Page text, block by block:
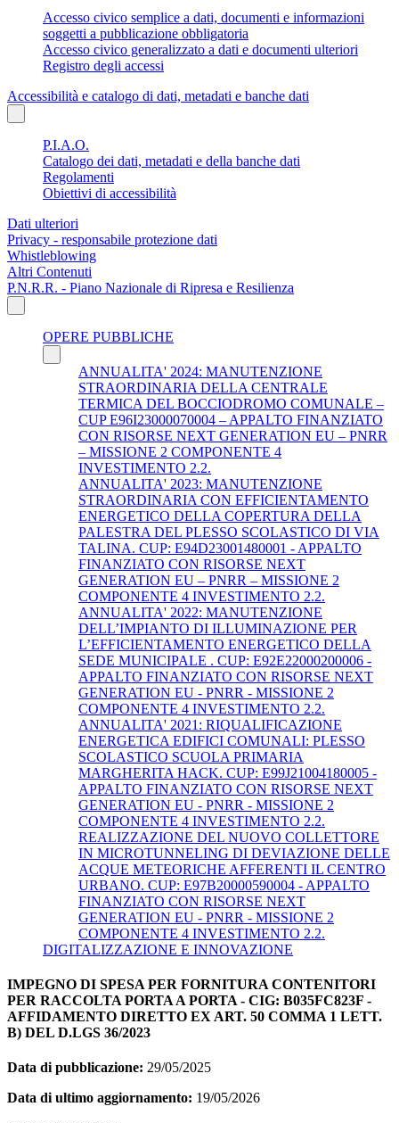
Accesso civico semplice a dati, documenti e informazioni
soggetti a pubblicazione obbligatoria
Accesso civico generalizzato a dati e documenti ulteriori
Registro degli accessi
Accessibilità e catalogo di dati, metadati e banche dati
P.I.A.O.
Catalogo dei dati, metadati e della banche dati
Regolamenti
Obiettivi di accessibilità
Dati ulteriori
Privacy - responsabile protezione dati
Whistleblowing
Altri Contenuti
P.N.R.R. - Piano Nazionale di Ripresa e Resilienza
OPERE PUBBLICHE
ANNUALITA' 2024: MANUTENZIONE
STRAORDINARIA DELLA CENTRALE
TERMICA DEL BOCCIODROMO COMUNALE –
CUP E96I23000070004 – APPALTO FINANZIATO
CON RISORSE NEXT GENERATION EU – PNRR
– MISSIONE 2 COMPONENTE 4
INVESTIMENTO 2.2.
ANNUALITA' 2023: MANUTENZIONE
STRAORDINARIA CON EFFICIENTAMENTO
ENERGETICO DELLA COPERTURA DELLA
PALESTRA DEL PLESSO SCOLASTICO DI VIA
TALINA. CUP: E94D23001480001 - APPALTO
FINANZIATO CON RISORSE NEXT
GENERATION EU – PNRR – MISSIONE 2
COMPONENTE 4 INVESTIMENTO 2.2.
ANNUALITA' 2022: MANUTENZIONE
DELL’IMPIANTO DI ILLUMINAZIONE PER
L’EFFICIENTAMENTO ENERGETICO DELLA
SEDE MUNICIPALE . CUP: E92E22000200006 -
APPALTO FINANZIATO CON RISORSE NEXT
GENERATION EU - PNRR - MISSIONE 2
COMPONENTE 4 INVESTIMENTO 2.2.
ANNUALITA' 2021: RIQUALIFICAZIONE
ENERGETICA EDIFICI COMUNALI: PLESSO
SCOLASTICO SCUOLA PRIMARIA
MARGHERITA HACK. CUP: E99J21004180005 -
APPALTO FINANZIATO CON RISORSE NEXT
GENERATION EU - PNRR - MISSIONE 2
COMPONENTE 4 INVESTIMENTO 2.2.
REALIZZAZIONE DEL NUOVO COLLETTORE
IN MICROTUNNELING DI DEVIAZIONE DELLE
ACQUE METEORICHE AFFERENTI IL CENTRO
URBANO. CUP: E97B20000590004 - APPALTO
FINANZIATO CON RISORSE NEXT
GENERATION EU - PNRR - MISSIONE 2
COMPONENTE 4 INVESTIMENTO 2.2.
DIGITALIZZAZIONE E INNOVAZIONE
IMPEGNO DI SPESA PER FORNITURA CONTENITORI
PER RACCOLTA PORTA A PORTA - CIG: B035FC823F -
AFFIDAMENTO DIRETTO EX ART. 50 COMMA 1 LETT.
B) DEL D.LGS 36/2023
Data di pubblicazione: 29/05/2025
Data di ultimo aggiornamento: 19/05/2026